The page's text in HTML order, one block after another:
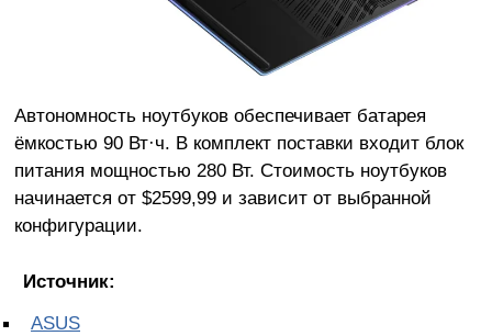
Автономность ноутбуков обеспечивает батарея
ёмкостью 90 Вт·ч. В комплект поставки входит блок
питания мощностью 280 Вт. Стоимость ноутбуков
начинается от $2599,99 и зависит от выбранной
конфигурации.
Источник:
ASUS